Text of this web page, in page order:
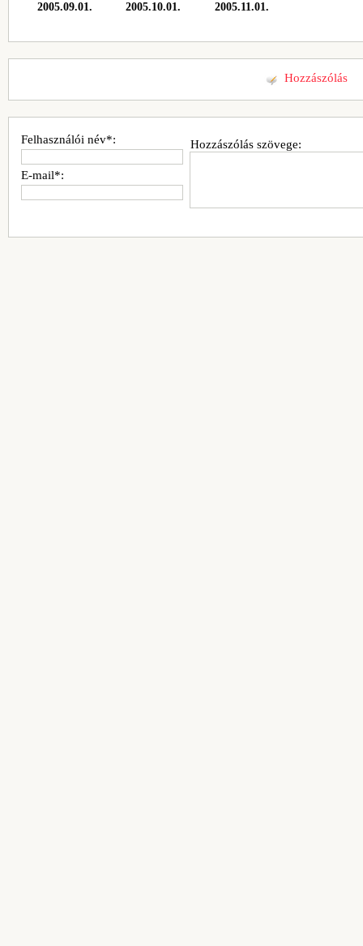
2005.09.01. 2005.10.01. 2005.11.01.
Hozzászólás
Hozzászólás szövege:
Felhasználói név*:
E-mail*: